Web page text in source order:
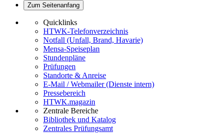
Zum Seitenanfang
Quicklinks
HTWK-Telefonverzeichnis
Notfall (Unfall, Brand, Havarie)
Mensa-Speiseplan
Stundenpläne
Prüfungen
Standorte & Anreise
E-Mail / Webmailer (Dienste intern)
Pressebereich
HTWK.magazin
Zentrale Bereiche
Bibliothek und Katalog
Zentrales Prüfungsamt